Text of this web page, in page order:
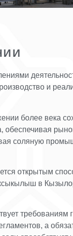
и
более века
обеспечивая
соляную
открытым
в
требованиям
а